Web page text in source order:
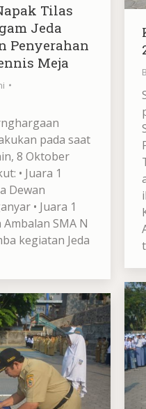
Tilas
Jeda
Penyerahan
Meja
pada saat
8 Oktober
• Juara 1
Dewan
• Juara 1
SMA N
kegiatan Jeda